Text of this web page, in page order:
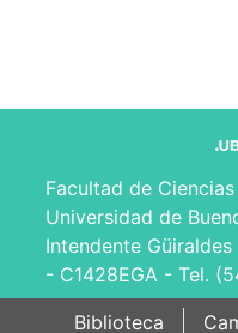
Facultad de
Universidad de
Intendente
- C1428EGA - Tel.
Biblioteca